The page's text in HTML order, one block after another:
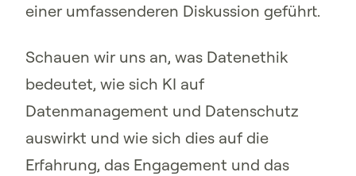
einer umfassenderen Diskussion geführt.
Schauen wir uns an, was Datenethik
bedeutet, wie sich KI auf
Datenmanagement und Datenschutz
auswirkt und wie sich dies auf die
Erfahrung, das Engagement und das